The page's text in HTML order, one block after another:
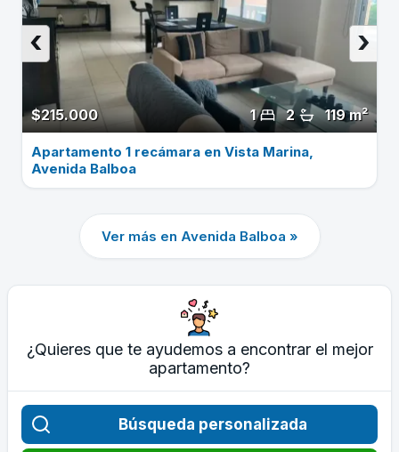
$215.000 119 m²
2
1
›
‹
Apartamento 1 recámara en Vista Marina,
Avenida Balboa
Ver más en Avenida Balboa »
¿Quieres que te ayudemos a encontrar el mejor
apartamento?
Búsqueda personalizada